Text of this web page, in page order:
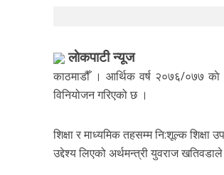
लाेकपाटी न्यूज
काठमाडौँ । आर्थिक वर्ष २०७६/०७७ काे
विनियोजन गरिएको छ ।
शिक्षा र माध्यमिक तहसम्म नि:शूल्क
उद्देश्य लिएको अर्थमन्त्री युवराज